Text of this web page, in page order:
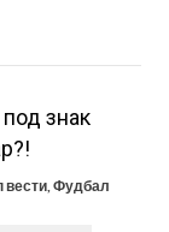
знак
вести,Фудбал